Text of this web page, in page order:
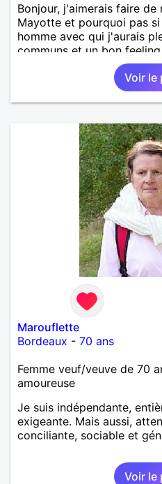
Bonjour, j'aimerais faire
Mayotte et pourquoi pas
homme avec qui j'aurais
communs et un bon
connaissance bien sûr.
Voir le
Marouflette
Bordeaux - 70 ans
Femme veuf/veuve de 70
amoureuse
Je suis indépendante,
exigeante. Mais aussi,
conciliante, sociable et
Voir le